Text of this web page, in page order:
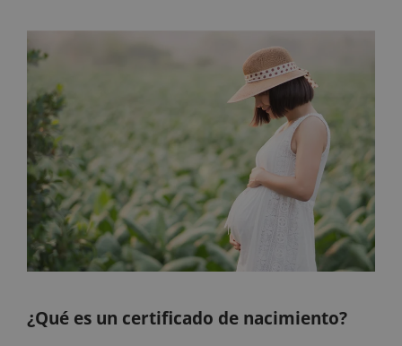
¿Qué es un certificado de nacimiento?